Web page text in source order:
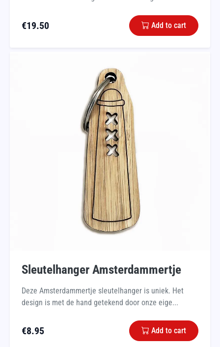
€19.50 Add to cart
Sleutelhanger Amsterdammertje
Deze Amsterdammertje sleutelhanger is uniek. Het
design is met de hand getekend door onze eige...
€8.95 Add to cart